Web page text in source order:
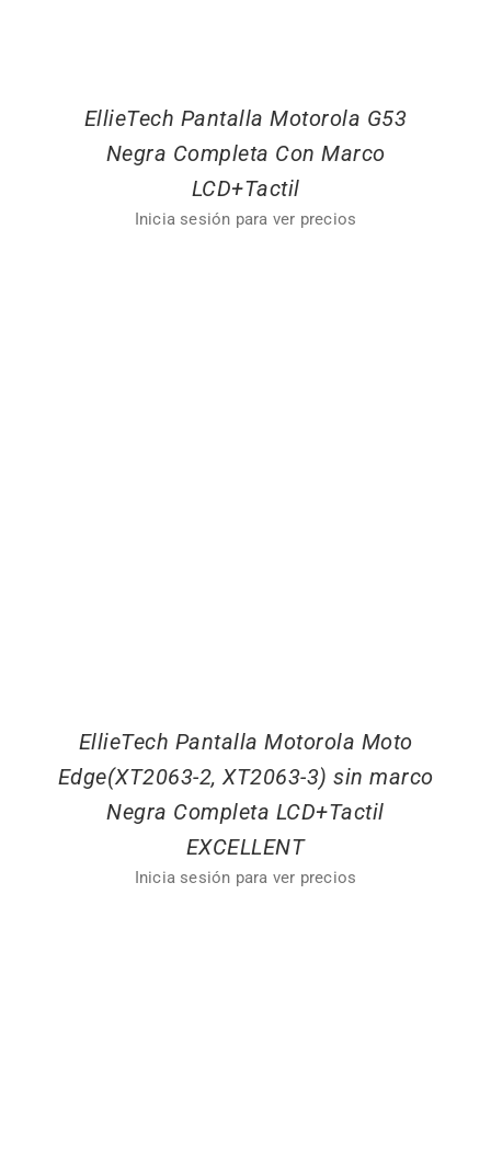
EllieTech Pantalla Motorola G53
Negra Completa Con Marco
LCD+Tactil
Inicia sesión para ver precios
EllieTech Pantalla Motorola Moto
Edge(XT2063-2, XT2063-3) sin marco
Negra Completa LCD+Tactil
EXCELLENT
Inicia sesión para ver precios